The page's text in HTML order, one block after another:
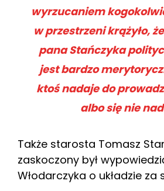
wyrzucaniem
w przestrzeni krążyło,
pana Stańczyka
jest bardzo
ktoś nadaje do
albo się nie
Także starosta Tomasz
zaskoczony był
Włodarczyka o układzie za